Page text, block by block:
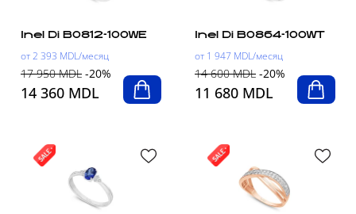
Inel Di B0812-100WE
от 2 393 MDL/месяц
14 360 MDL
17 950 MDL -20%
Inel Di B0864-100WT
от 1 947 MDL/месяц
11 680 MDL
14 600 MDL -20%